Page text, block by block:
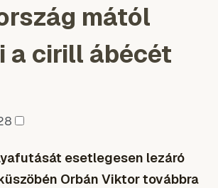
mától
a cirill ábécét
esetlegesen lezáró
Orbán Viktor továbbra